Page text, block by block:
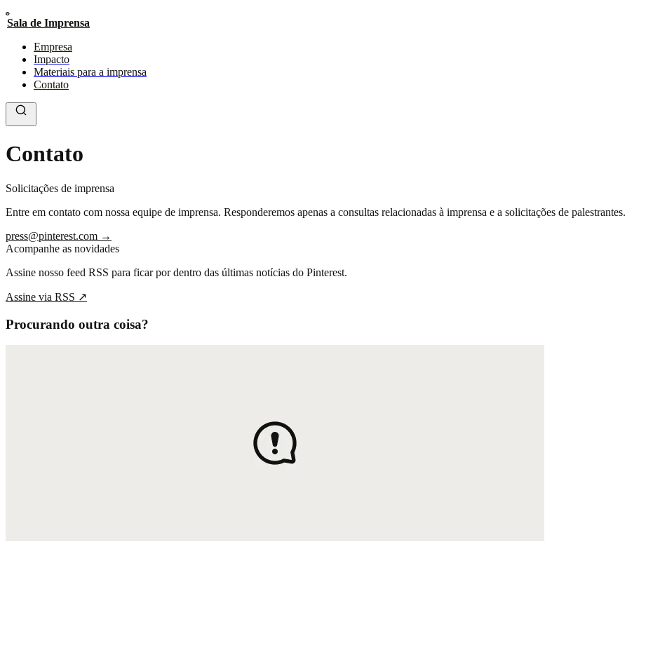
Sala de Imprensa
Empresa
Impacto
Materiais para a imprensa
Contato
Contato
Solicitações de imprensa
Entre em contato com nossa equipe de imprensa. Responderemos apenas a consultas relacionadas à imprensa e a solicitações de palestrantes.
press@pinterest.com →
Acompanhe as novidades
Assine nosso feed RSS para ficar por dentro das últimas notícias do Pinterest.
Assine via RSS ↗
Procurando outra coisa?